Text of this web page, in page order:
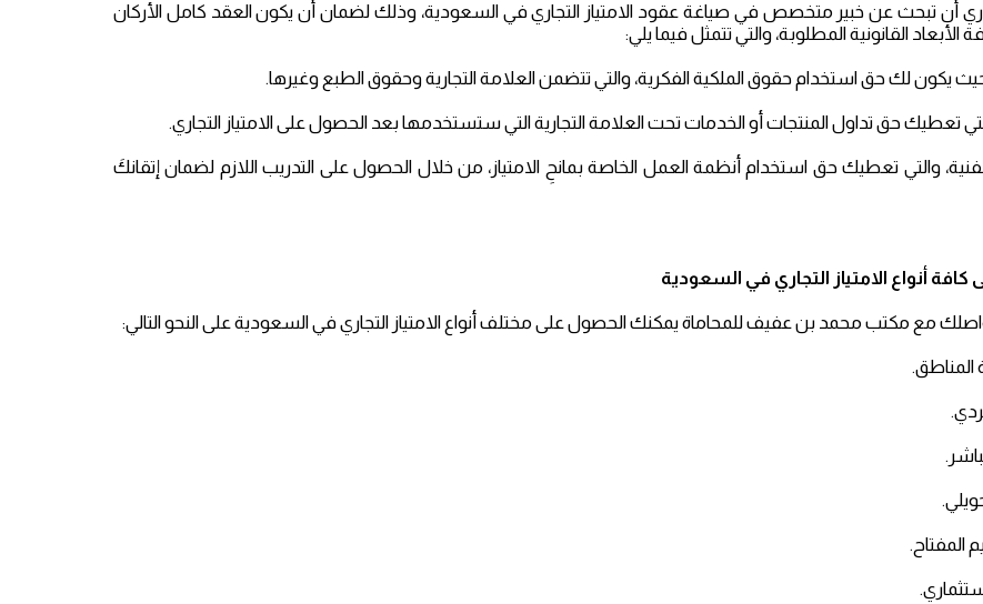
أن تبحث عن خبير متخصص في صياغة عقود الامتياز التجاري في السعودية، وذلك لضمان أن يكون العقد كامل الأركان
الأبعاد القانونية المطلوبة، والتي تتمثل فيما يلي:
يكون لك حق استخدام حقوق الملكية الفكرية، والتي تتضمن العلامة التجارية وحقوق الطبع وغيرها.
تعطيك حق تداول المنتجات أو الخدمات تحت العلامة التجارية التي ستستخدمها بعد الحصول على الامتياز التجاري.
والتي تعطيك حق استخدام أنظمة العمل الخاصة بمانحِ الامتياز، من خلال الحصول على التدريب اللازم لضمان إتقانكَ
أنواع الامتياز التجاري في السعودية
مع مكتب محمد بن عفيف للمحاماة يمكنك الحصول على مختلف أنواع الامتياز التجاري في السعودية على النحو التالي:
المناطق.
المفتاح.